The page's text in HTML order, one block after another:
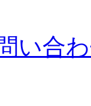
い合